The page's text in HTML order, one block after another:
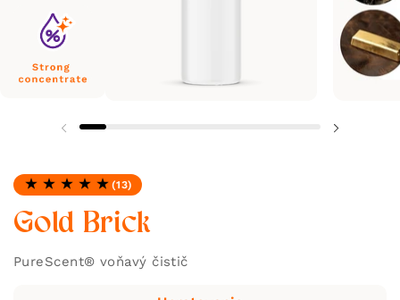
Hodnotenie: 4.77 z 5
(13)
Gold Brick
PureScent®️ voňavý čistič